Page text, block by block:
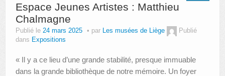
Espace Jeunes Artistes : Matthieu
Chalmagne
Publié le 24 mars 2025 par Les musées de Liège
Publié
dans Expositions
« Il y a ce lieu d’une grande stabilité, presque immuable
dans la grande bibliothèque de notre mémoire. Un foyer